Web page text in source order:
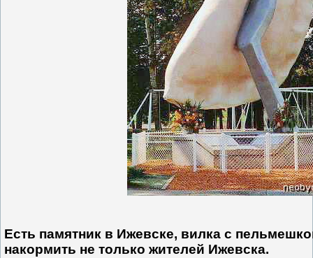
Есть памятник в Ижевске, вилка с
накормить не только жителей Ижевска.